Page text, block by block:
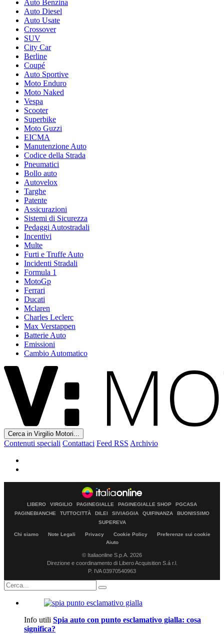
Auto Benzina
Auto Diesel
Auto Usate
Crossover
SUV
City Car
Berline
Coupé
Auto Sportive
Moto Enduro
Moto Naked
Vespa
Scooter
Superbike
Moto Guzzi
EICMA
Manutenzione Auto
Codice della Strada
Pneumatici
Bollo auto
Autovelox
Targhe
Patente
Assicurazioni
Sistemi di Sicurezza
Pedaggi Autostradali
Incentivi
Multe
Furti e Truffe Auto
Incidenti Stradali
Formula 1
MotoGp
Ferrari
Ducati
Mclaren
Charles Leclerc
Max Verstappen
Batterie Auto
Emissioni
Cambio Automatico
Cerca in Virgilio Motori...
Contenuti speciali Contattaci Feed RSS Archivio
LIBERO VIRGILIO PAGINEGIALLE PAGINEGIALLE SHOP
PGCASA
PAGINEBIANCHE
TUTTOCITTÀ DILEI SIVIAGGIA QUIFINANZA
BUONISSIMO
SUPEREVA
Chi siamo Note Legali Privacy Cookie Policy
Preferenze sui cookie
Aiuto
© Italiaonline S.p.A. 2026
Direzione e coordinamento di Libero Acquisition S.á r.l.
P. IVA 03970540963
Info utili Spia auto con punto esclamativo gialla: cosa
significa?